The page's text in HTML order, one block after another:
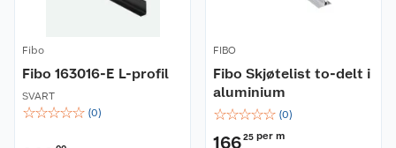
Fibo
Fibo 163016-E L-profil
SVART
☆☆☆☆☆ (0)
FIBO
Fibo Skjøtelist to-delt i
aluminium
☆☆☆☆☆ (0)
16625 per m